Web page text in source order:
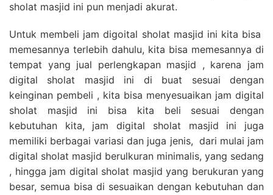
sholat masjid ini pun menjadi akurat.
Untuk membeli jam digoital sholat masjid ini kita bisa
memesannya terlebih dahulu, kita bisa memesannya di
tempat yang jual perlengkapan masjid , karena jam
digital sholat masjid ini di buat sesuai dengan
keinginan pembeli , kita bisa menyesuaikan jam digital
sholat masjid ini bisa kita beli sesuai dengan
kebutuhan kita, jam digital sholat masjid ini juga
memiliki berbagai variasi dan juga jenis, dari mulai jam
digital sholat masjid berulkuran minimalis, yang sedang
, hingga jam digital sholat masjid yang berukuran yang
besar, semua bisa di sesuaikan dengan kebutuhan dan